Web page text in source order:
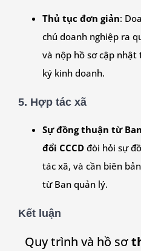
Thủ tục đơn giản:
chủ doanh nghiệp ra
và nộp hồ sơ cập
ký kinh doanh.
5. Hợp tác xã
Sự đồng thuận từ
đổi CCCD đòi hỏi sự
tác xã, và cần biên
từ Ban quản lý.
Kết luận
Quy trình và hồ sơ